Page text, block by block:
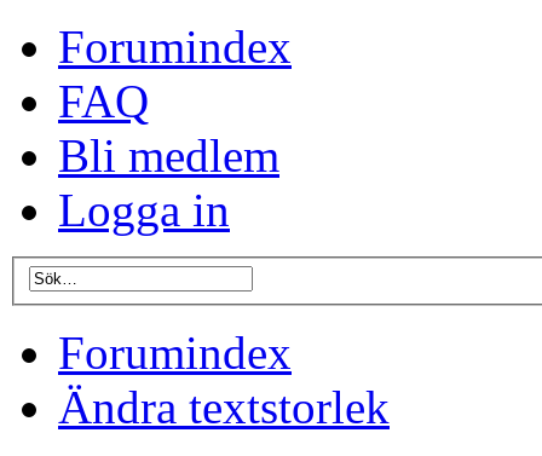
Forumindex
FAQ
Bli medlem
Logga in
Forumindex
Ändra textstorlek